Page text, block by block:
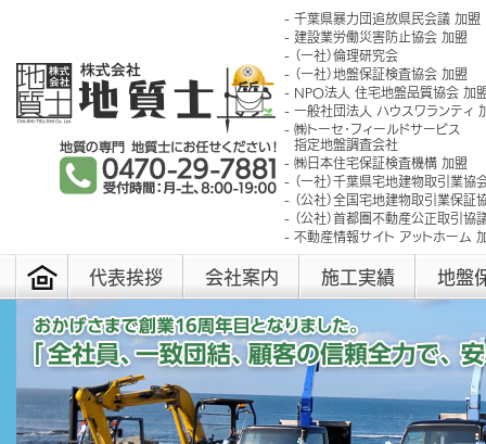
千葉県暴力団追放県民会議 加盟
建設業労働災害防止協会 加盟
（一社）倫理研究会
（一社）地盤保証検査協会 加盟
NPO法人 住宅地盤品質協会 加
一般社団法人 ハウスワランティ
㈱トーセ･フィールドサービス
指定地盤調査会社
㈱日本住宅保証検査機構 加盟
（一社）千葉県宅地建物取引業協
（公社）全国宅地建物取引業保証
（公社）首都圏不動産公正取引協
不動産情報サイト アットホーム
代表挨拶 会社案内 施工実績 地盤